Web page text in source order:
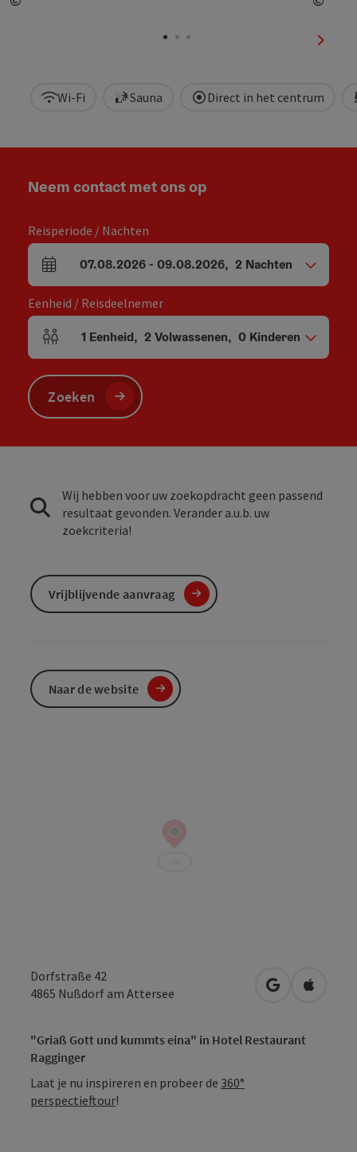
Wi-Fi Sauna Direct in het centrum
Dorfstraße 42
4865 Nußdorf am Attersee Openen in
"Griaß Gott und kummts eina" in Hotel Restaurant
Ragginger
Laat je nu inspireren en probeer de 360°
perspectieftour!
Neem contact met ons op
Reisperiode / Nachten
Velden voor aankomst en vertrek
07.08.2026- 09.08.2026, 2 Nachten
Eenheid / Reisdeelnemer
Aantal eenheden en persoonsvelden
1 Eenheid, 2 Volwassenen, 0 Kinderen
Zoeken
Wij hebben voor uw zoekopdracht geen passend
resultaat gevonden. Verander a.u.b. uw
zoekcriteria!
Vrijblijvende aanvraag
Naar de website